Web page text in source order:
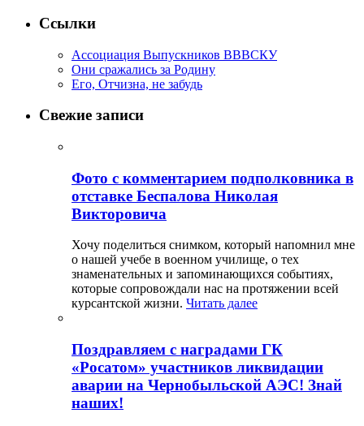
Ссылки
Ассоциация Выпускников ВВВСКУ
Они сражались за Родину
Его, Отчизна, не забудь
Свежие записи
Фото с комментарием подполковника в
отставке Беспалова Николая
Викторовича
Хочу поделиться снимком, который напомнил мне
о нашей учебе в военном училище, о тех
знаменательных и запоминающихся событиях,
которые сопровождали нас на протяжении всей
курсантской жизни. Читать далее
Поздравляем с наградами ГК
«Росатом» участников ликвидации
аварии на Чернобыльской АЭС! Знай
наших!